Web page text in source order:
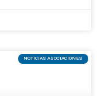
NOTICIAS ASOCIACIONES